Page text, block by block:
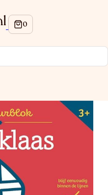
acties?
en ontvang
contact op te nemen, in